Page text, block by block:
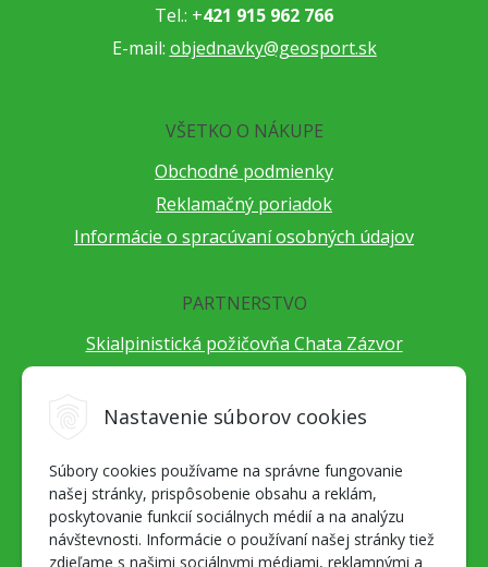
Nastavenie súborov cookies
Súbory cookies používame na správne fungovanie
našej stránky, prispôsobenie obsahu a reklám,
poskytovanie funkcií sociálnych médií a na analýzu
návštevnosti. Informácie o používaní našej stránky tiež
zdieľame s našimi sociálnymi médiami, reklamnými a
Tel.: +421 915 962 766
E-mail: objednavky@geosport.sk
VŠETKO O NÁKUPE
Obchodné podmienky
Reklamačný poriadok
Informácie o spracúvaní osobných údajov
PARTNERSTVO
Skialpinistická požičovňa Chata Zázvor
Cestovateľský festival Cestou necestou
Alpenverein Slovensko
Hore-dole Derešom
Motorest Nemecká